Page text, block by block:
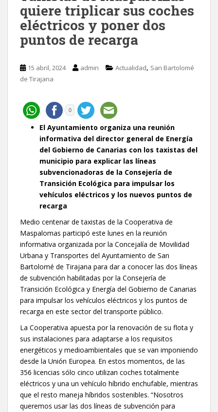
quiere triplicar sus coches
eléctricos y poner dos
puntos de recarga
15 abril, 2024 admin Actualidad, San Bartolomé
de Tirajana
0
El Ayuntamiento organiza una reunión
informativa del director general de Energía
del Gobierno de Canarias con los taxistas del
municipio para explicar las líneas
subvencionadoras de la Consejería de
Transición Ecológica para impulsar los
vehículos eléctricos y los nuevos puntos de
recarga
Medio centenar de taxistas de la Cooperativa de
Maspalomas participó este lunes en la reunión
informativa organizada por la Concejalía de Movilidad
Urbana y Transportes del Ayuntamiento de San
Bartolomé de Tirajana para dar a conocer las dos líneas
de subvención habilitadas por la Consejería de
Transición Ecológica y Energía del Gobierno de Canarias
para impulsar los vehículos eléctricos y los puntos de
recarga en este sector del transporte público.
La Cooperativa apuesta por la renovación de su flota y
sus instalaciones para adaptarse a los requisitos
energéticos y medioambientales que se van imponiendo
desde la Unión Europea. En estos momentos, de las
356 licencias sólo cinco utilizan coches totalmente
eléctricos y una un vehículo híbrido enchufable, mientras
que el resto maneja híbridos sostenibles. “Nosotros
queremos usar las dos líneas de subvención para